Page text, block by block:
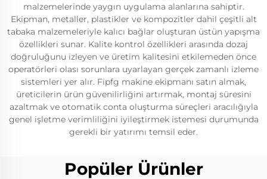
malzemelerinde yaygın uygulama alanlarına sahiptir.
Ekipman, metaller, plastikler ve kompozitler dahil çeşitli alt
tabaka malzemeleriyle kalıcı bağlar oluşturan üstün yapışma
özellikleri sunar. Kalite kontrol özellikleri arasında dozaj
doğruluğunu izleyen ve üretim kalitesini etkilemeden önce
operatörleri olası sorunlara uyarlayan gerçek zamanlı izleme
sistemleri yer alır. Fipfg makine ekipmanı satın almak,
üreticilerin ürün güvenilirliğini artırmak, montaj süresini
azaltmak ve otomatik conta oluşturma süreçleri aracılığıyla
genel işletme verimliliğini iyileştirmek istemesi durumunda
gerekli bir yatırımı temsil eder.
Popüler Ürünler